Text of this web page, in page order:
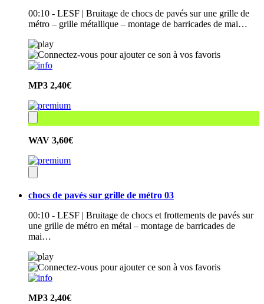
00:10 - LESF | Bruitage de chocs de pavés sur une grille de
métro – grille métallique – montage de barricades de mai…
MP3 2,40€
WAV 3,60€
chocs de pavés sur grille de métro 03
00:10 - LESF | Bruitage de chocs et frottements de pavés sur
une grille de métro en métal – montage de barricades de
mai…
MP3 2,40€